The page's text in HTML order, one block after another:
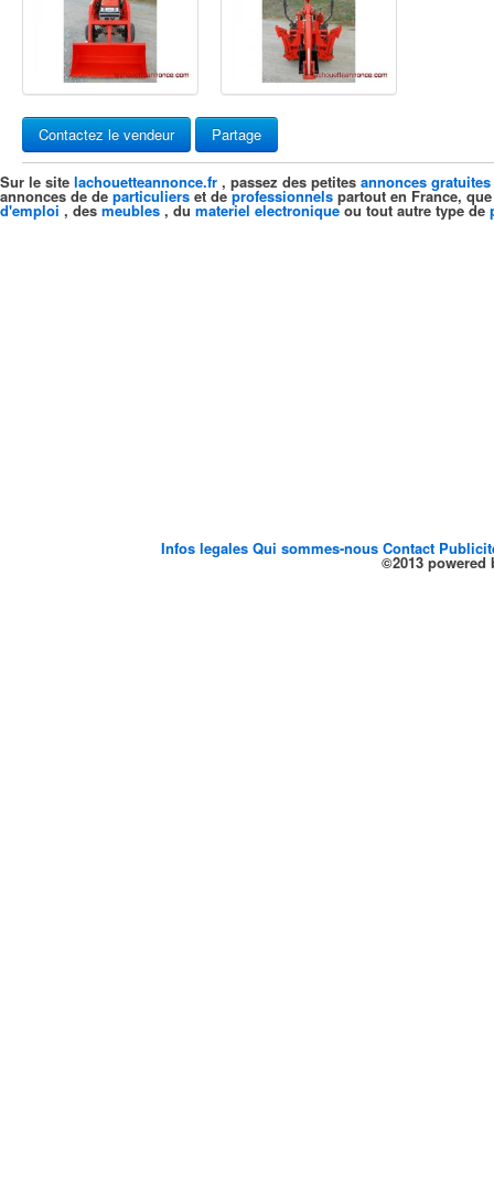
Contactez le vendeur Partage
Sur le site lachouetteannonce.fr , passez des petites annonces gratuites
annonces de de particuliers et deprofessionnels partout en France,
d'emploi , des meubles , du materiel electroniqueou tout autre type de
Infos legalesQui sommes-nousContact
©2013 powered